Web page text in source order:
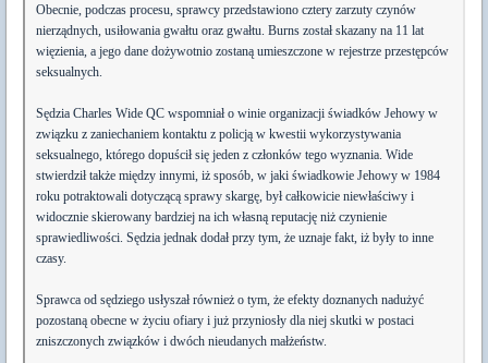
Obecnie, podczas procesu, sprawcy przedstawiono cztery zarzuty czynów
nierządnych, usiłowania gwałtu oraz gwałtu. Burns został skazany na 11 lat
więzienia, a jego dane dożywotnio zostaną umieszczone w rejestrze przestępców
seksualnych.
Sędzia Charles Wide QC wspomniał o winie organizacji świadków Jehowy w
związku z zaniechaniem kontaktu z policją w kwestii wykorzystywania
seksualnego, którego dopuścił się jeden z członków tego wyznania. Wide
stwierdził także między innymi, iż sposób, w jaki świadkowie Jehowy w 1984
roku potraktowali dotyczącą sprawy skargę, był całkowicie niewłaściwy i
widocznie skierowany bardziej na ich własną reputację niż czynienie
sprawiedliwości. Sędzia jednak dodał przy tym, że uznaje fakt, iż były to inne
czasy.
Sprawca od sędziego usłyszał również o tym, że efekty doznanych nadużyć
pozostaną obecne w życiu ofiary i już przyniosły dla niej skutki w postaci
zniszczonych związków i dwóch nieudanych małżeństw.